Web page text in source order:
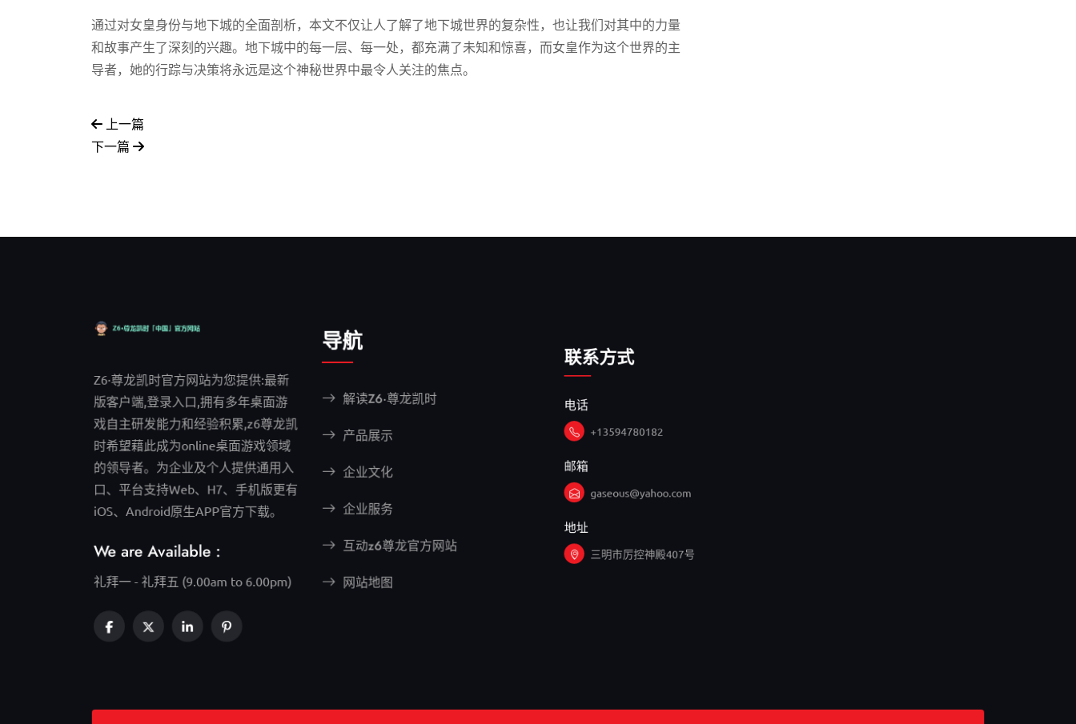
通过对女皇身份与地下城的全面剖析，本文不仅让人了解了地下城世界的复杂性，也让我们对其中的力量
和故事产生了深刻的兴趣。地下城中的每一层、每一处，都充满了未知和惊喜，而女皇作为这个世界的主
导者，她的行踪与决策将永远是这个神秘世界中最令人关注的焦点。
上一篇
下一篇
Z6·尊龙凯时官方网站为您提供:最新
版客户端,登录入口,拥有多年桌面游
戏自主研发能力和经验积累,z6尊龙凯
时希望藉此成为online桌面游戏领域
的领导者。为企业及个人提供通用入
口、平台支持Web、H7、手机版更有
iOS、Android原生APP官方下载。
We are Available :
礼拜一 - 礼拜五 (9.00am to 6.00pm)
导航
解读Z6·尊龙凯时
产品展示
企业文化
企业服务
互动z6尊龙官方网站
网站地图
电话
+13594780182
邮箱
gaseous@yahoo.com
地址